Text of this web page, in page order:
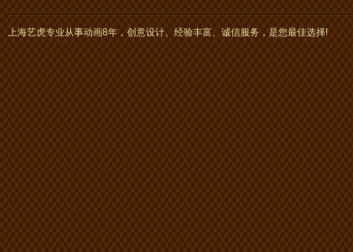
上海艺虎专业从事动画8年，创意设计、经验丰富、诚信服务，是您最佳选择!